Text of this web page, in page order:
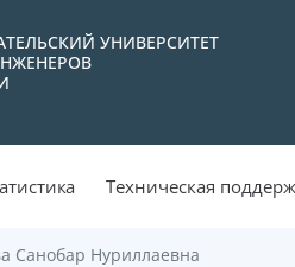
УНИВЕРСИТЕТ
Техническая
Санобар Нуриллаевна